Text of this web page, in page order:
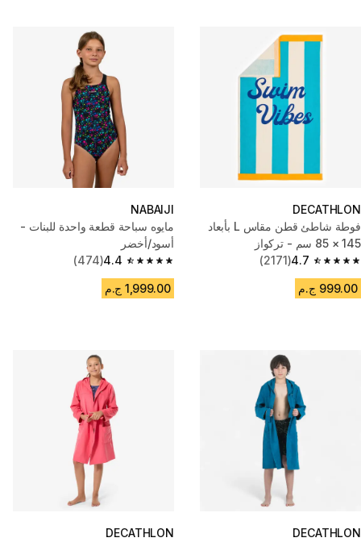
DECATHLON
فوطة شاطئ قطن مقاس L بأبعاد
145 × 85 سم - تركواز
4.7
4.7 out of 5 stars from 2171 reviews
(2171)
999.00 ج.م
NABAIJI
مايوه سباحة قطعة واحدة للبنات -
أسود/أخضر
4.4
4.4 out of 5 stars from 474 reviews
(474)
1,999.00 ج.م
DECATHLON
DECATHLON